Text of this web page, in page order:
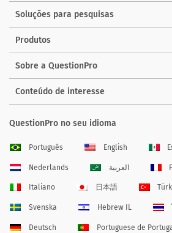
Soluções para pesquisas
Produtos
Sobre a QuestionPro
Conteúdo de interesse
QuestionPro no seu idioma
Português English
Nederlands العربية
Italiano 日本語
Svenska Hebrew IL
Deutsch Portuguese de